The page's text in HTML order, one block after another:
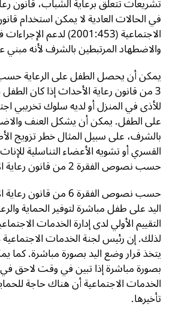
في الحالات العادية لا يمكن استخدام
الاجتماعية (2001:453)
والاضطهاد المرتبطين بالشرف لأنه مبني
3 من قانون رعاية الأحداث إذا كان
للأذى في المنزل أو لديه سلوك تخريبي
على الطفل. يمكن أن يشكل العنف
بالشرف، على سبيل المثال خطر تزويج
القسري أو تشويه الأعضاء التناسلية
حسب نصوص الفقرة 2 من قانون رعاية الأحداث.
حسب نصوص الفقرة 6 من
اليد على طفل مباشرة لتوفير الحماية
التقييم الأولي لدى إدارة الخدمات
لذلك. إن رئيس لجنة الخدمات
يتخذ قرار وضع اليد بصورة مباشرة. كما
بصورة مباشرة إذا تبين في وقت لاحق في
الخدمات الاجتماعية أن هناك حاجة
تأخيرها.